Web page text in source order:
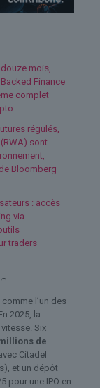
mois,
Finance
complet
régulés,
sont
Bloomberg
: accès
via
traders
l’un des
2025, la
Six
de
Citadel
et un dépôt
pour une IPO en